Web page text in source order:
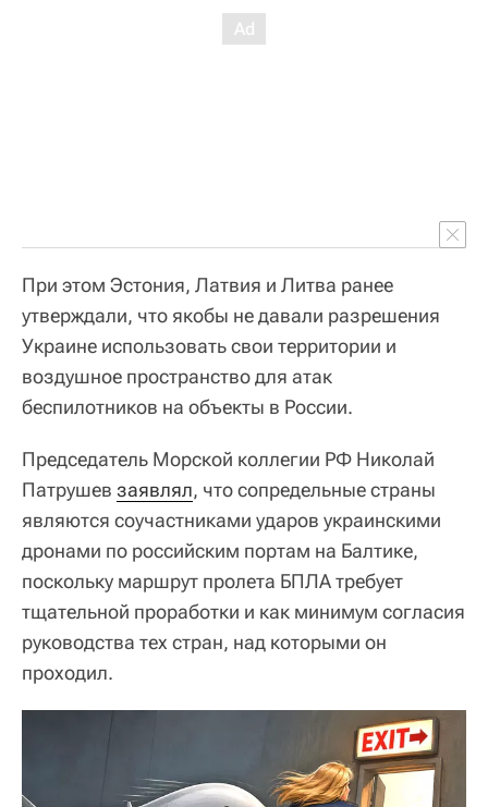
При этом Эстония, Латвия и Литва ранее
утверждали, что якобы не давали разрешения
Украине использовать свои территории и
воздушное пространство для атак
беспилотников на объекты в России.
Председатель Морской коллегии РФ Николай
Патрушев заявлял, что сопредельные страны
являются соучастниками ударов украинскими
дронами по российским портам на Балтике,
поскольку маршрут пролета БПЛА требует
тщательной проработки и как минимум согласия
руководства тех стран, над которыми он
проходил.